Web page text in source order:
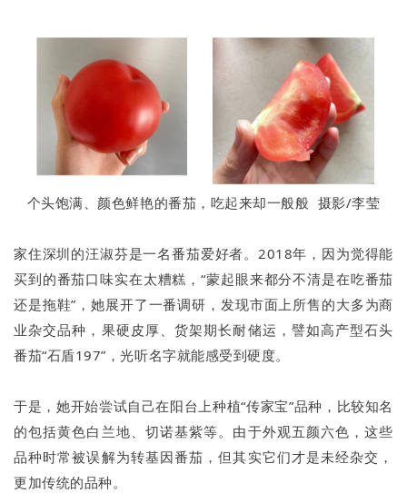
个头饱满、颜色鲜艳的番茄，吃起来却一般般 摄影/李莹
家住深圳的汪淑芬是一名番茄爱好者。2018年，因为觉得能
买到的番茄口味实在太糟糕，“蒙起眼来都分不清是在吃番茄
还是拖鞋”，她展开了一番调研，发现市面上所售的大多为商
业杂交品种，果硬皮厚、货架期长耐储运，譬如高产型石头
番茄“石盾197”，光听名字就能感受到硬度。
于是，她开始尝试自己在阳台上种植“传家宝”品种，比较知名
的包括黄色白兰地、切诺基紫等。由于外观五颜六色，这些
品种时常被误解为转基因番茄，但其实它们才是未经杂交，
更加传统的品种。